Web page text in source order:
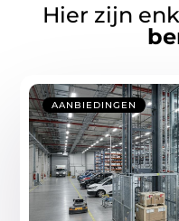
Hier zijn
AANBIEDINGEN